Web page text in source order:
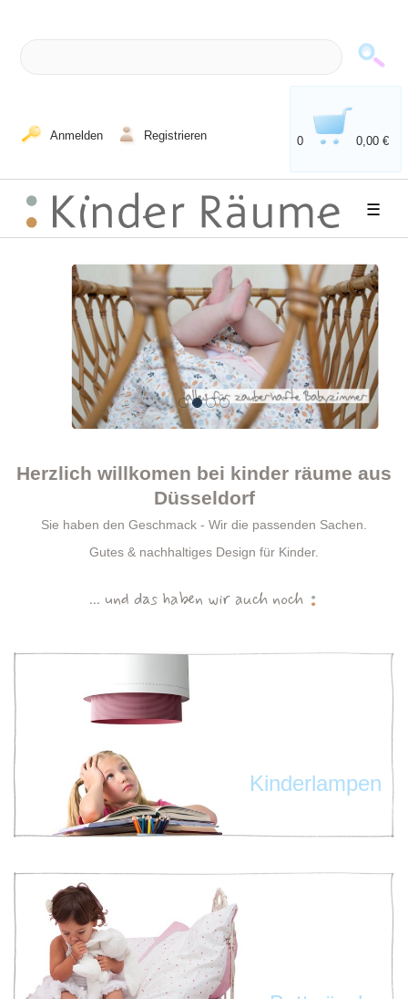
Anmelden Registrieren 0 0,00 €
☰
Herzlich willkomen bei kinder räume aus
Düsseldorf
Sie haben den Geschmack - Wir die passenden Sachen.
Gutes & nachhaltiges Design für Kinder.
... und das haben wir auch noch
Kinderlampen